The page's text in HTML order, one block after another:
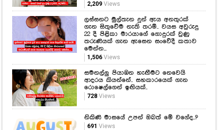
2,209Views
ලස්සනට මුල්තැන දුන් ඇය අනතුරක්
ගැන සිතුවේම නැති තරම්.. වයස අවුරුදු
22 දී පිළිකා මාරයාගේ ගොදුරක් වුණු
තරුණියක් ගැන ඇසෙන සංවේදී කතාව
මෙන්න...
1,506Views
සමනල්ලු පියාඹන හැඟීමට නෙවෙයි
ආදරය කියන්නේ.. සහකාරයෙක් ගැන
රොෂෙල්ගෙන් ඉඟියක්..
728Views
නිකිණි මාසයේ උපන් ඔබත් මේ වගේද..?
691 Views